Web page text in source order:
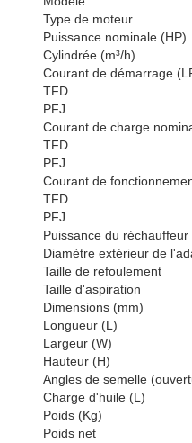
Type de moteur
Puissance nominale (HP)
Cylindrée (m³/h)
Courant de démarrage
TFD
PFJ
Courant de charge
TFD
PFJ
Courant de
TFD
PFJ
Puissance du
Diamètre extérieur de
Taille de refoulement
Taille d'aspiration
Dimensions (mm)
Longueur (L)
Largeur (W)
Hauteur (H)
Angles de semelle
Charge d'huile (L)
Poids (Kg)
Poids net